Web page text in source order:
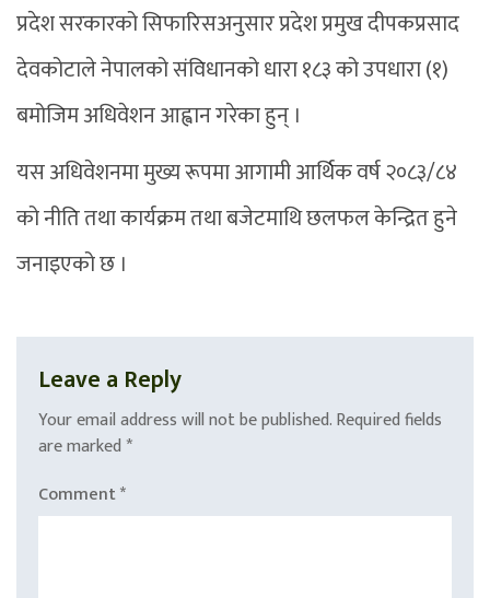
प्रदेश सरकारको सिफारिसअनुसार प्रदेश प्रमुख दीपकप्रसाद
देवकोटाले नेपालको संविधानको धारा १८३ को उपधारा (१)
बमोजिम अधिवेशन आह्वान गरेका हुन् ।
यस अधिवेशनमा मुख्य रूपमा आगामी आर्थिक वर्ष २०८३/८४
को नीति तथा कार्यक्रम तथा बजेटमाथि छलफल केन्द्रित हुने
जनाइएको छ ।
Leave a Reply
Your email address will not be published.Required fields
are marked *
Comment*